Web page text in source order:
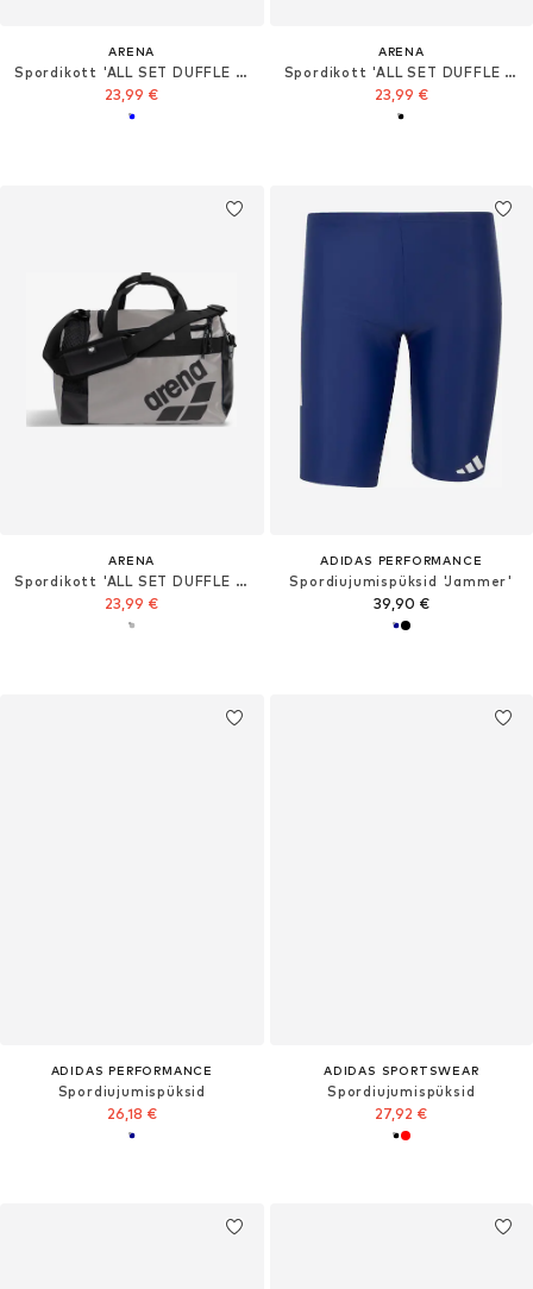
ARENA
Spordikott 'ALL SET DUFFLE 25L'
23,99 €
ARENA
Spordikott 'ALL SET DUFFLE 25L'
23,99 €
ARENA
Spordikott 'ALL SET DUFFLE 25L'
23,99 €
ADIDAS PERFORMANCE
Spordiujumispüksid 'Jammer'
39,90 €
ADIDAS PERFORMANCE
Spordiujumispüksid
26,18 €
ADIDAS SPORTSWEAR
Spordiujumispüksid
27,92 €